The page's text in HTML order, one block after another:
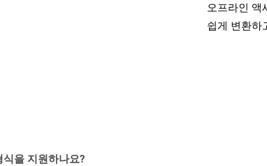
오프라인 액
쉽게 변환하
을 지원하나요?